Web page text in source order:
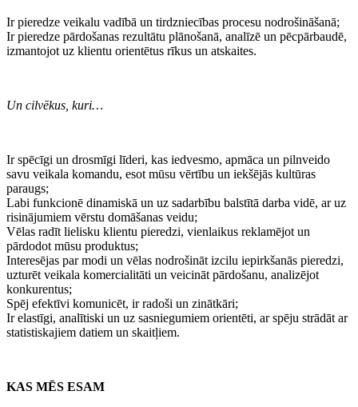
Ir pieredze veikalu vadībā un tirdzniecības procesu nodrošināšanā;
Ir pieredze pārdošanas rezultātu plānošanā, analīzē un pēcpārbaudē,
izmantojot uz klientu orientētus rīkus un atskaites.
Un cilvēkus, kuri…​
Ir spēcīgi un drosmīgi līderi, kas iedvesmo, apmāca un pilnveido
savu veikala komandu, esot mūsu vērtību un iekšējās kultūras
paraugs;
Labi funkcionē dinamiskā un uz sadarbību balstītā darba vidē, ar uz
risinājumiem vērstu domāšanas veidu;
Vēlas radīt lielisku klientu pieredzi, vienlaikus reklamējot un
pārdodot mūsu produktus;
Interesējas par modi un vēlas nodrošināt izcilu iepirkšanās pieredzi,
uzturēt veikala komercialitāti un veicināt pārdošanu, analizējot
konkurentus;
Spēj efektīvi komunicēt, ir radoši un zinātkāri;
Ir elastīgi, analītiski un uz sasniegumiem orientēti, ar spēju strādāt ar
statistiskajiem datiem un skaitļiem.
KAS MĒS ESAM